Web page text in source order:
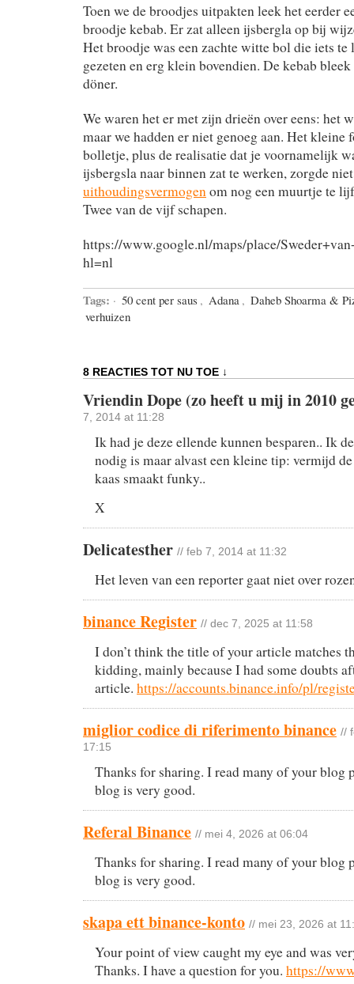
Toen we de broodjes uitpakten leek het eerder
broodje kebab. Er zat alleen ijsbergla op bij
Het broodje was een zachte witte bol die iets te
gezeten en erg klein bovendien. De kebab bleek
döner.
We waren het er met zijn drieën over eens: het
maar we hadden er niet genoeg aan. Het kleine
bolletje, plus de realisatie dat je voornamelijk
ijsbergsla naar binnen zat te werken, zorgde
uithoudingsvermogenom nog een muurtje te
Twee van de vijf schapen.
https://www.google.nl/maps/place/
hl=nl
Tags: · 50 cent per saus , Adana , Daheb Shoarma &
verhuizen
8 REACTIES TOT NU TOE ↓
Vriendin Dope (zo heeft u mij in 2010
7, 2014 at 11:28
Ik had je deze ellende kunnen besparen.. Ik
nodig is maar alvast een kleine tip: vermijd
kaas smaakt funky..
X
Delicatesther // feb 7, 2014 at 11:32
Het leven van een reporter gaat niet over
binance Register // dec 7, 2025 at 11:58
I don’t think the title of your article matches
kidding, mainly because I had some doubts
article. https://accounts.binance.info/pl/
miglior codice di riferimento binance //
17:15
Thanks for sharing. I read many of your blog
blog is very good.
Referal Binance // mei 4, 2026 at 06:04
Thanks for sharing. I read many of your blog
blog is very good.
skapa ett binance-konto // mei 23, 2026 at
Your point of view caught my eye and was
Thanks. I have a question for you. https://